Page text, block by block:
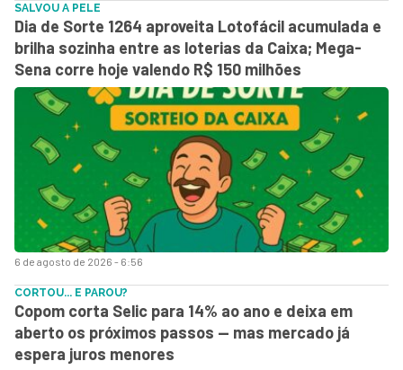
6 de agosto de 2026 - 6:56
SALVOU A PELE
Dia de Sorte 1264 aproveita Lotofácil acumulada e
brilha sozinha entre as loterias da Caixa; Mega-
Sena corre hoje valendo R$ 150 milhões
CORTOU... E PAROU?
Copom corta Selic para 14% ao ano e deixa em
aberto os próximos passos — mas mercado já
espera juros menores